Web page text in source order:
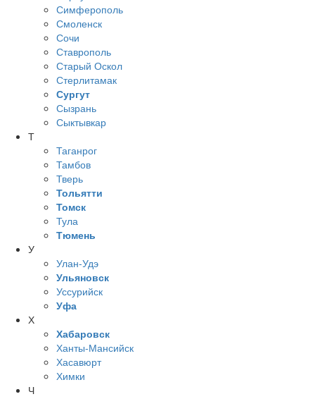
Симферополь
Смоленск
Сочи
Ставрополь
Старый Оскол
Стерлитамак
Сургут
Сызрань
Сыктывкар
Т
Таганрог
Тамбов
Тверь
Тольятти
Томск
Тула
Тюмень
У
Улан-Удэ
Ульяновск
Уссурийск
Уфа
Х
Хабаровск
Ханты-Мансийск
Хасавюрт
Химки
Ч